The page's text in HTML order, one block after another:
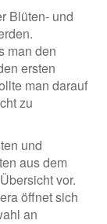
Blüten- und
man den
ersten
man darauf
zu
und
aus dem
vor.
öffnet sich
an